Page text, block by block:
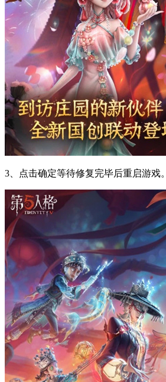
3、点击确定等待修复完毕后重启游戏。